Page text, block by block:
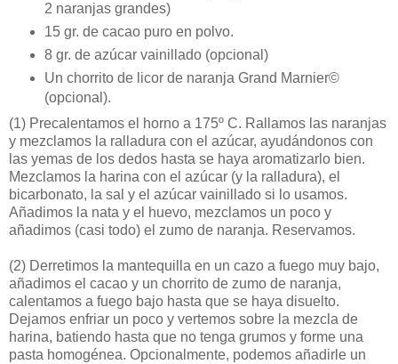
2 naranjas grandes)
15 gr. de cacao puro en polvo.
8 gr. de azúcar vainillado (opcional)
Un chorrito de licor de naranja Grand Marnier©
(opcional).
(1) Precalentamos el horno a 175º C. Rallamos las naranjas
y mezclamos la ralladura con el azúcar, ayudándonos con
las yemas de los dedos hasta se haya aromatizarlo bien.
Mezclamos la harina con el azúcar (y la ralladura), el
bicarbonato, la sal y el azúcar vainillado si lo usamos.
Añadimos la nata y el huevo, mezclamos un poco y
añadimos (casi todo) el zumo de naranja. Reservamos.
(2) Derretimos la mantequilla en un cazo a fuego muy bajo,
añadimos el cacao y un chorrito de zumo de naranja,
calentamos a fuego bajo hasta que se haya disuelto.
Dejamos enfriar un poco y vertemos sobre la mezcla de
harina, batiendo hasta que no tenga grumos y forme una
pasta homogénea. Opcionalmente, podemos añadirle un